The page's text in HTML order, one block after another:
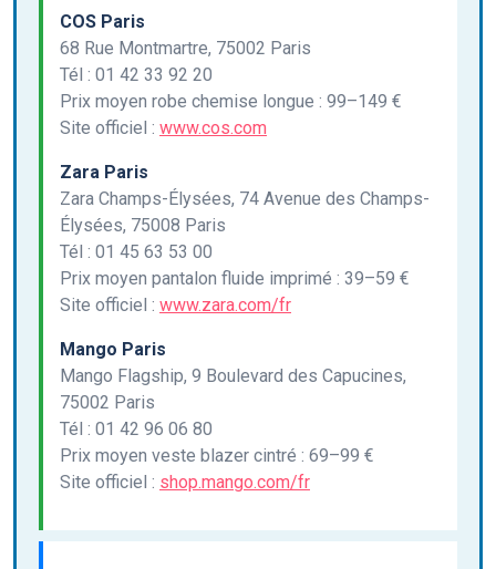
COS Paris
68 Rue Montmartre, 75002 Paris
Tél : 01 42 33 92 20
Prix moyen robe chemise longue : 99–149 €
Site officiel : www.cos.com
Zara Paris
Zara Champs-Élysées, 74 Avenue des Champs-
Élysées, 75008 Paris
Tél : 01 45 63 53 00
Prix moyen pantalon fluide imprimé : 39–59 €
Site officiel : www.zara.com/fr
Mango Paris
Mango Flagship, 9 Boulevard des Capucines,
75002 Paris
Tél : 01 42 96 06 80
Prix moyen veste blazer cintré : 69–99 €
Site officiel : shop.mango.com/fr